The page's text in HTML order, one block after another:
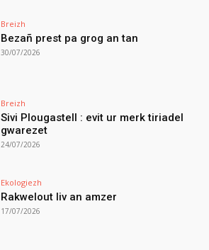
Breizh
Bezañ prest pa grog an tan
30/07/2026
Breizh
Sivi Plougastell : evit ur merk tiriadel
gwarezet
24/07/2026
Ekologiezh
Rakwelout liv an amzer
17/07/2026